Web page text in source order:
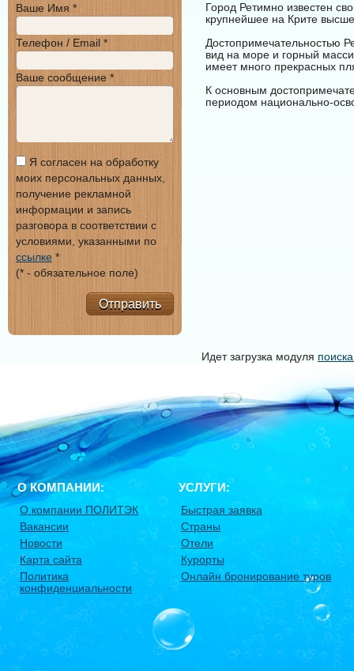
Город Ретимно известен
крупнейшее на Крите
Достопримечательностью
вид на море и горный
имеет много прекрасных
К основным
периодом национально-
Ваше Имя *
Телефон / Email *
Ваше сообщение *
Я согласен на обработку
моих персональных данных,
получение рекламной
информации и запись
разговора в соответствии с
условиями, указанными по
ссылке *
(* - обязательное поле)
Отправить
Идет загрузка модуля
О КОМПАНИИ:
О компании ПОЛИТЭК
Вакансии
Новости
Карта сайта
Политика
конфиденциальности
УСЛУГИ:
Быстрая заявка
Страны
Отели
Курорты
Онлайн бронирование туров